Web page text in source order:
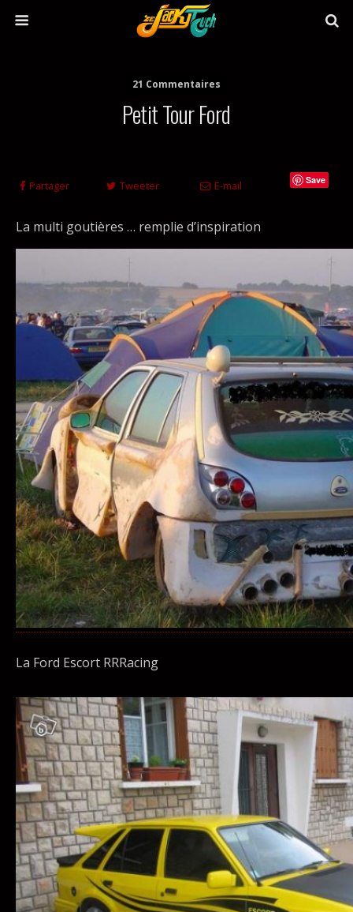
21 Commentaires
Petit Tour Ford
Partager Tweeter Save
E-mail
La multi goutières … remplie d’inspiration
La Ford Escort RRRacing